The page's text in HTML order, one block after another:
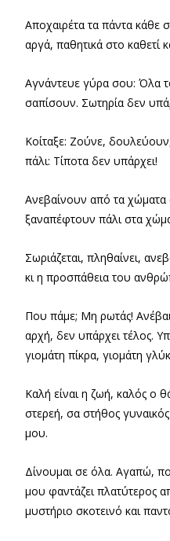
Αποχαιρέτα τα πάντα κάθε
αργά, παθητικά στο καθετί
Αγνάντευε γύρα σου: Όλα
σαπίσουν. Σωτηρία δεν
Κοίταξε: Ζούνε,
πάλι: Τίποτα δεν υπάρχει!
Ανεβαίνουν από τα
ξαναπέφτουν πάλι στα
Σωριάζεται, πληθαίνει,
κι η προσπάθεια του
Που πάμε; Μη ρωτάς!
αρχή, δεν υπάρχει τέλος.
γιομάτη πίκρα, γιομάτη
Καλή είναι η ζωή, καλός ο
στερεή, σα στήθος
μου.
Δίνουμαι σε όλα. Αγαπώ,
μου φαντάζει πλατύτερος
μυστήριο σκοτεινό και